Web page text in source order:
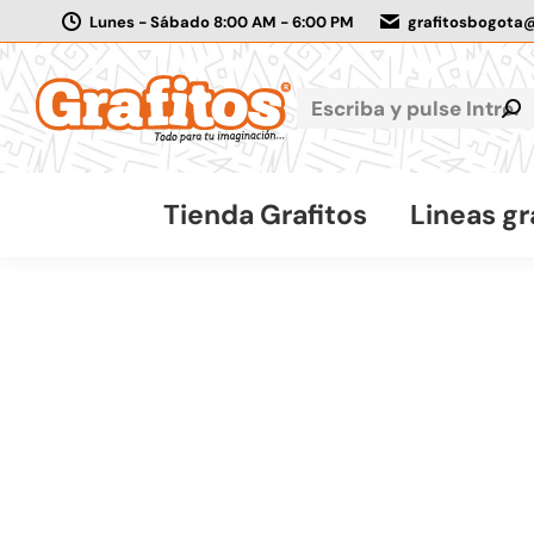
Lunes - Sábado 8:00 AM - 6:00 PM
Tienda Grafitos Lineas